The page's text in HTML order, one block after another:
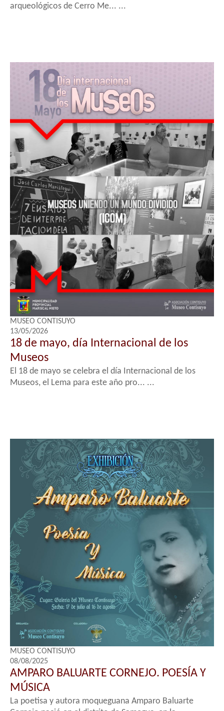
arqueológicos de Cerro Me... ...
MUSEO CONTISUYO
13/05/2026
18 de mayo, día Internacional de los
Museos
El 18 de mayo se celebra el día Internacional de los
Museos, el Lema para este año pro... ...
MUSEO CONTISUYO
08/08/2025
AMPARO BALUARTE CORNEJO. POESÍA Y
MÚSICA
La poetisa y autora moqueguana Amparo Baluarte